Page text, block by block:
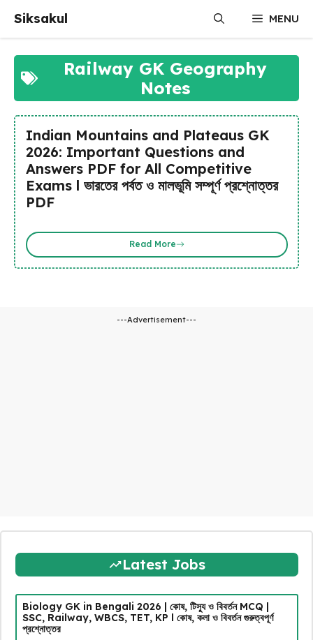
content
Siksakul MENU
Railway GK Geography
Notes
Indian Mountains and Plateaus GK
2026: Important Questions and
Answers PDF for All Competitive
Exams l ভারতের পর্বত ও মালভূমি সম্পূর্ণ প্রশ্নোত্তর
PDF
Read More
---Advertisement---
Latest Jobs
Biology GK in Bengali 2026 | কোষ, টিস্যু ও বিবর্তন MCQ |
SSC, Railway, WBCS, TET, KP l কোষ, কলা ও বিবর্তন গুরুত্বপূর্ণ
প্রশ্নোত্তর